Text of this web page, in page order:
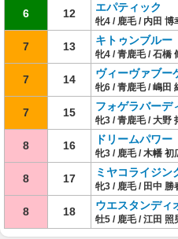
6 12 エパティック
牝4 / 鹿毛 / 内田 博
7 13 キトゥンブルー
牝4 / 青鹿毛 / 石橋
7 14 ヴィーヴァブー
牝6 / 青鹿毛 / 嶋田
7 15 フォゲラバーデ
牝3 / 青鹿毛 / 大野
8 16 ドリームパワー
牝3 / 鹿毛 / 木幡 初
8 17 ミヤコライジン
牝3 / 鹿毛 / 田中 勝
8 18 ウエスタンディ
牡5 / 鹿毛 / 江田 照